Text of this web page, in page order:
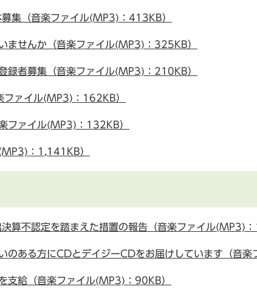
集（音楽ファイル(MP3)：413KB）
ませんか（音楽ファイル(MP3)：325KB）
録者募集（音楽ファイル(MP3)：210KB）
ファイル(MP3)：162KB）
ファイル(MP3)：132KB）
：1,141KB）
算不認定を踏まえた措置の報告（音楽ファイル(MP3)
ある方にCDとデイジーCDをお届けしています（音
支給（音楽ファイル(MP3)：90KB）